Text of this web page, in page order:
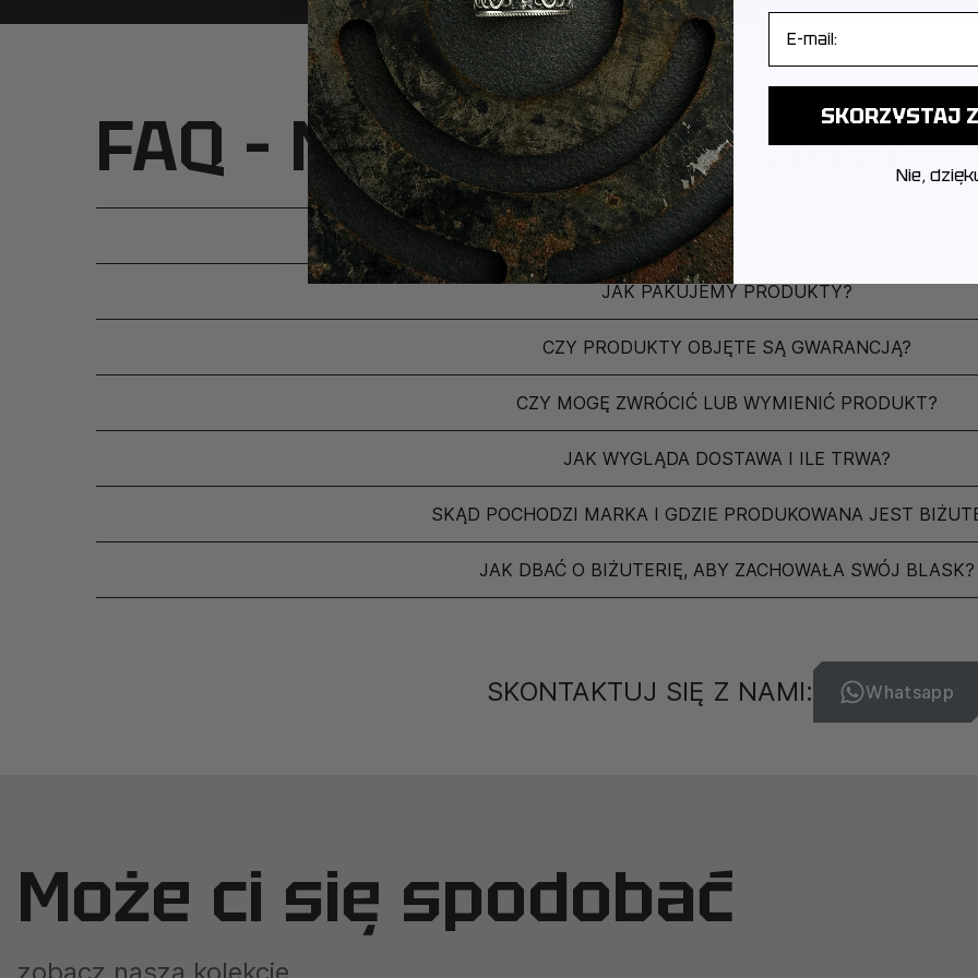
FAQ – Najczęściej
Z JAKIEGO METALU WYKONANA JEST BIŻUTERIA?
JAK PAKUJEMY PRODUKTY?
CZY PRODUKTY OBJĘTE SĄ GWARANCJĄ?
CZY MOGĘ ZWRÓCIĆ LUB WYMIENIĆ PRODUKT?
JAK WYGLĄDA DOSTAWA I ILE TRWA?
SKĄD POCHODZI MARKA I GDZIE PRODUKOWANA JEST
JAK DBAĆ O BIŻUTERIĘ, ABY ZACHOWAŁA SWÓJ BLASK?
SKONTAKTUJ SIĘ Z NAMI: Whatsapp
Może ci się spodobać
SKORZYSTAJ
Nie,